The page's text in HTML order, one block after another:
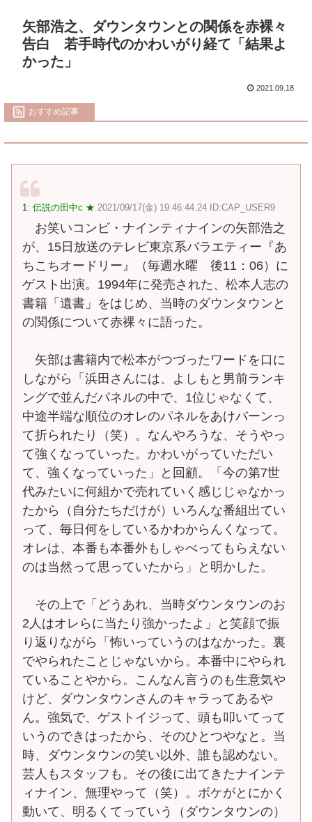
矢部浩之、ダウンタウンとの関係を赤裸々
告白 若手時代のかわいがり経て「結果よ
かった」
2021.09.18
おすすめ記事
1: 伝説の田中c ★ 2021/09/17(金) 19:46:44.24 ID:CAP_USER9
お笑いコンビ・ナインティナインの矢部浩之
が、15日放送のテレビ東京系バラエティー『あ
ちこちオードリー』（毎週水曜 後11：06）に
ゲスト出演。1994年に発売された、松本人志の
書籍「遺書」をはじめ、当時のダウンタウンと
の関係について赤裸々に語った。
矢部は書籍内で松本がつづったワードを口に
しながら「浜田さんには、よしもと男前ランキ
ングで並んだパネルの中で、1位じゃなくて、
中途半端な順位のオレのパネルをあけバーンっ
て折られたり（笑）。なんやろうな、そうやっ
て強くなっていった。かわいがっていただい
て、強くなっていった」と回顧。「今の第7世
代みたいに何組かで売れていく感じじゃなかっ
たから（自分たちだけが）いろんな番組出てい
って、毎日何をしているかわからんくなって。
オレは、本番も本番外もしゃべってもらえない
のは当然って思っていたから」と明かした。
その上で「どうあれ、当時ダウンタウンのお
2人はオレらに当たり強かったよ」と笑顔で振
り返りながら「怖いっていうのはなかった。裏
でやられたことじゃないから。本番中にやられ
ていることやから。こんなん言うのも生意気や
けど、ダウンタウンさんのキャラってあるや
ん。強気で、ゲストイジって、頭も叩いてって
いうのできはったから、そのひとつやなと。当
時、ダウンタウンの笑い以外、誰も認めない。
芸人もスタッフも。その後に出てきたナインテ
ィナイン、無理やって（笑）。ボケがとにかく
動いて、明るくてっていう（ダウンタウンの）